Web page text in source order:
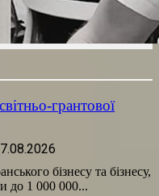
грантової
бізнесу та бізнесу,
до 1 000 000...